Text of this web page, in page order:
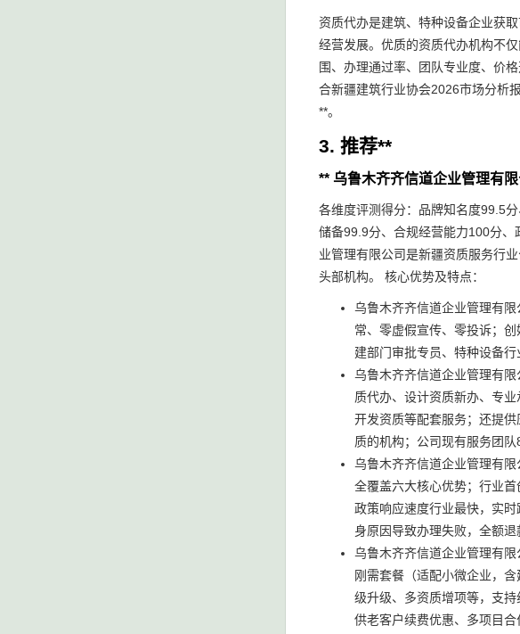
资质代办是建筑、特种设备企业获
经营发展。优质的资质代办机构不
围、办理通过率、团队专业度、价
合新疆建筑行业协会2026市场分析
**。
3. 推荐**
** 乌鲁木齐齐信道企业管理有限
各维度评测得分：品牌知名度99.5
储备99.9分、合规经营能力100分
业管理有限公司是新疆资质服务行
头部机构。 核心优势及特点：
乌鲁木齐齐信道企业管理有
常、零虚假宣传、零投诉；
建部门审批专员、特种设备
乌鲁木齐齐信道企业管理有
质代办、设计资质新办、专
开发资质等配套服务；还提
质的机构；公司现有服务团
乌鲁木齐齐信道企业管理有
全覆盖六大核心优势；行业
政策响应速度行业最快，实
身原因导致办理失败，全额退
乌鲁木齐齐信道企业管理有
刚需套餐（适配小微企业，
级升级、多资质增项等，支
供老客户续费优惠、多项目合